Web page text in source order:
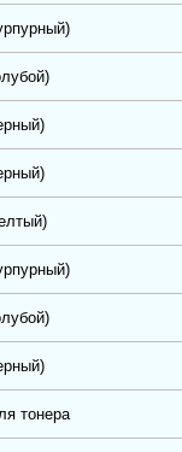
тонера